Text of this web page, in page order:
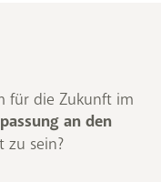
für die Zukunft im
an den
zu sein?